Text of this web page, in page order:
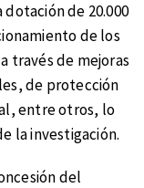
de 20.000
de los
través de mejoras
de protección
entre otros, lo
la investigación.
del